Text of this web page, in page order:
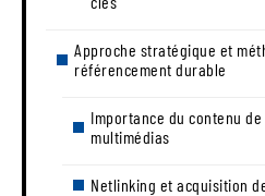
Approche stratégique et
référencement durable
Importance du contenu
multimédias
Netlinking et acquisition